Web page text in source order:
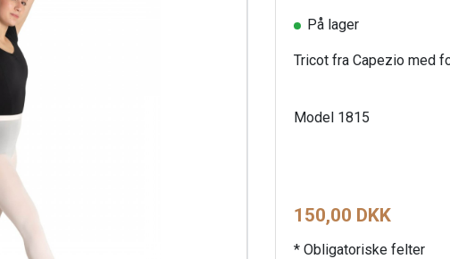
På lager
Tricot fra Capezio med
Model 1815
150,00 DKK
* Obligatoriske felter